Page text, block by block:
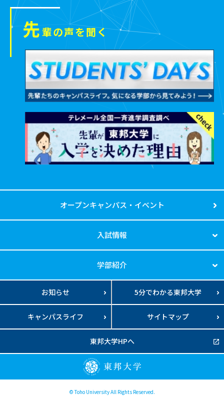
先輩の声を聞く
オープンキャンパス・イベント
入試情報
学部紹介
お知らせ 5分でわかる東邦大学
キャンパスライフ サイトマップ
東邦大学HPへ
© Toho University All Rights Reserved.